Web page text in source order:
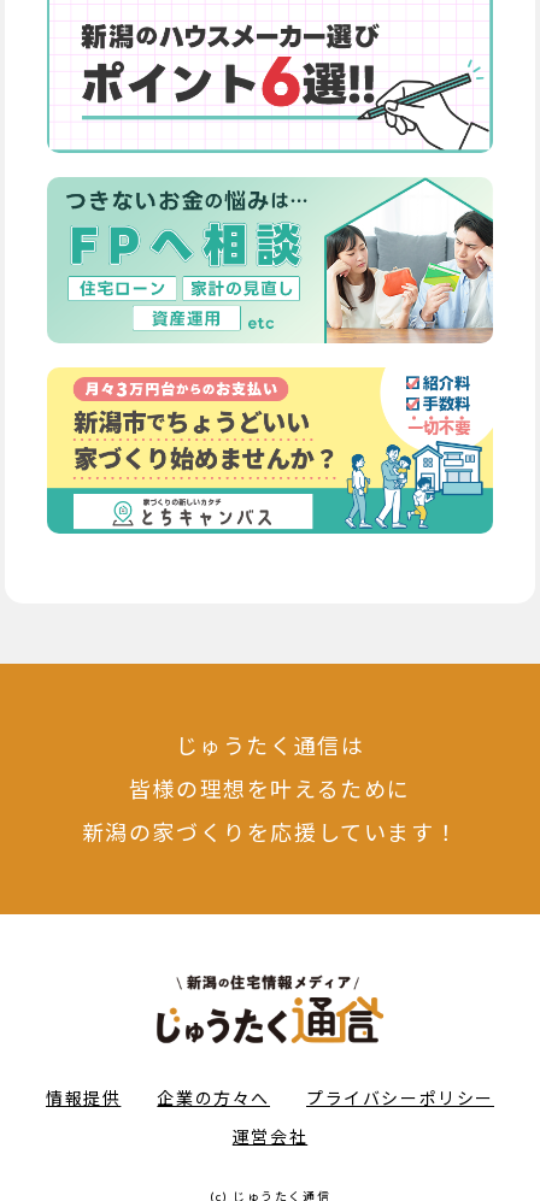
じゅうたく通信は
皆様の理想を叶えるために
新潟の家づくりを応援しています！
情報提供 企業の方々へ
プライバシーポリシー
運営会社
(c) じゅうたく通信